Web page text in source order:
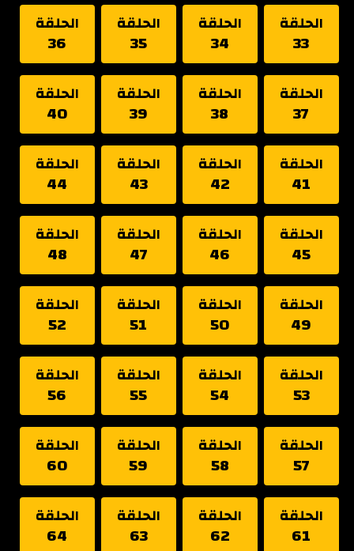
الحلقة
33
الحلقة
34
الحلقة
35
الحلقة
36
الحلقة
37
الحلقة
38
الحلقة
39
الحلقة
40
الحلقة
41
الحلقة
42
الحلقة
43
الحلقة
44
الحلقة
45
الحلقة
46
الحلقة
47
الحلقة
48
الحلقة
49
الحلقة
50
الحلقة
51
الحلقة
52
الحلقة
53
الحلقة
54
الحلقة
55
الحلقة
56
الحلقة
57
الحلقة
58
الحلقة
59
الحلقة
60
الحلقة
61
الحلقة
62
الحلقة
63
الحلقة
64